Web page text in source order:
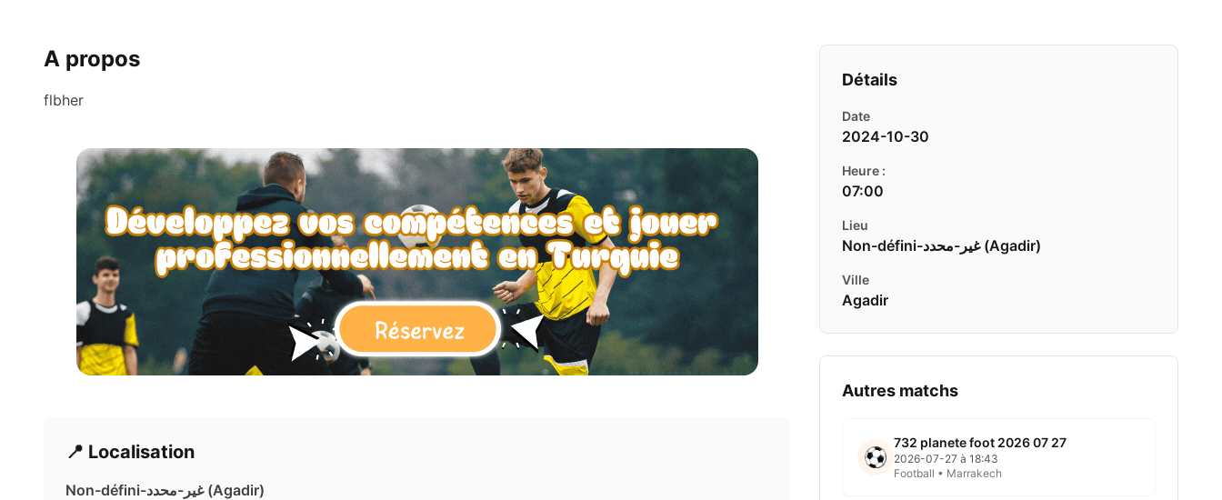
A propos
flbher
📍 Localisation
Non-défini-غير-محدد ( Agadir)
Détails
Date
2024-10-30
Heure :
07:00
Lieu
Non-défini-غير-محدد ( Agadir)
Ville
Agadir
Autres matchs
732 planete foot 2026 07 27
2026-07-27 à 18:43
Football • Marrakech